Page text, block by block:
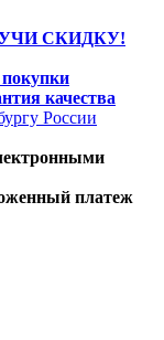
СКИДКУ!
качества
платеж